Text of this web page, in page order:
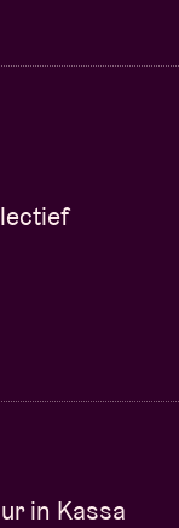
in Kassa